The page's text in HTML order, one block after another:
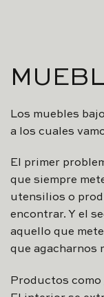
Los muebles
a los cuales
El primer
que siempre
utensilios o
encontrar. Y el
aquello que
que agacharnos
Productos como